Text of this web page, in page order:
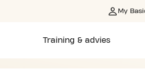
My
Training & advies